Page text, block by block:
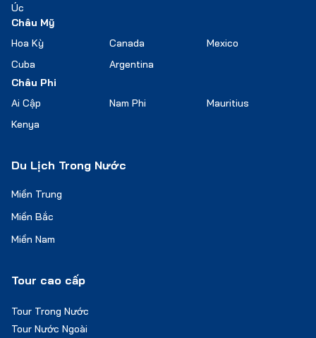
Úc
Châu Mỹ
Hoa Kỳ
Canada
Mexico
Cuba
Argentina
Châu Phi
Ai Cập
Nam Phi
Mauritius
Kenya
Du Lịch Trong Nước
Miền Trung
Miền Bắc
Miền Nam
Tour cao cấp
Tour Trong Nước
Tour Nước Ngoài